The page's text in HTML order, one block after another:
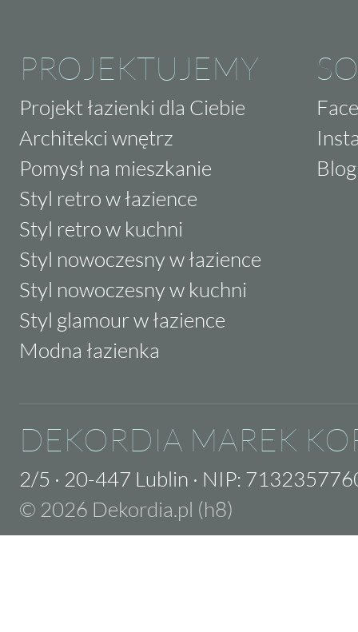
PROJEKTUJEMY
Projekt łazienki dla Ciebie
Architekci wnętrz
Pomysł na mieszkanie
Styl retro w łazience
Styl retro w kuchni
Styl nowoczesny w łazience
Styl nowoczesny w kuchni
Styl glamour w łazience
Modna łazienka
Blog
DEKORDIA MAREK
2/5 · 20-447 Lublin · NIP:
© 2026 Dekordia.pl (h8)